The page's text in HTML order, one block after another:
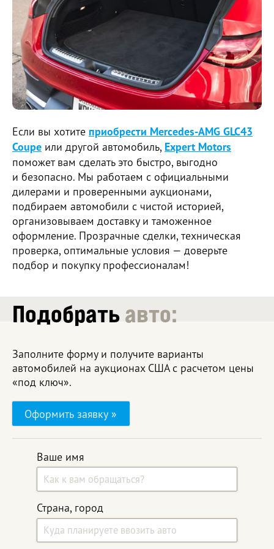
Если вы хотите приобрести Mercedes-AMG GLC43
Coupe или другой автомобиль, Expert Motors
поможет вам сделать это быстро, выгодно
и безопасно. Мы работаем с официальными
дилерами и проверенными аукционами,
подбираем автомобили с чистой историей,
организовываем доставку и таможенное
оформление. Прозрачные сделки, техническая
проверка, оптимальные условия — доверьте
подбор и покупку профессионалам!
Подобратьавто:
Заполните форму и получите варианты
автомобилей на аукционах США с расчетом цены
«под ключ».
Ваше имя
Страна, город
Оформить заявку »